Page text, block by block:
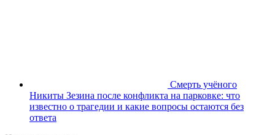
Смерть учёного
Никиты Зезина после конфликта на парковке: что
известно о трагедии и какие вопросы остаются без
ответа